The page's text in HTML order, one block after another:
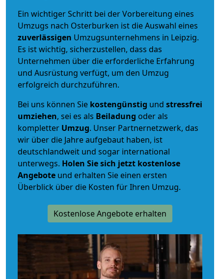
Ein wichtiger Schritt bei der Vorbereitung eines
Umzugs nach Osterburken ist die Auswahl eines
zuverlässigen Umzugsunternehmens in Leipzig.
Es ist wichtig, sicherzustellen, dass das
Unternehmen über die erforderliche Erfahrung
und Ausrüstung verfügt, um den Umzug
erfolgreich durchzuführen.
Bei uns können Sie kostengünstig und stressfrei
umziehen, sei es als Beiladung oder als
kompletter Umzug. Unser Partnernetzwerk, das
wir über die Jahre aufgebaut haben, ist
deutschlandweit und sogar international
unterwegs. Holen Sie sich jetzt kostenlose
Angebote und erhalten Sie einen ersten
Überblick über die Kosten für Ihren Umzug.
Kostenlose Angebote erhalten